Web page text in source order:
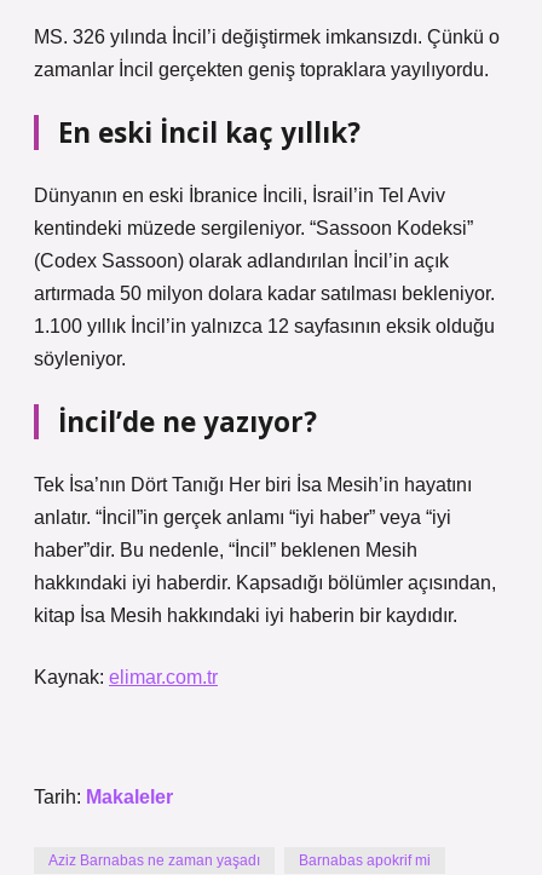
MS. 326 yılında İncil’i değiştirmek imkansızdı. Çünkü o
zamanlar İncil gerçekten geniş topraklara yayılıyordu.
En eski İncil kaç yıllık?
Dünyanın en eski İbranice İncili, İsrail’in Tel Aviv
kentindeki müzede sergileniyor. “Sassoon Kodeksi”
(Codex Sassoon) olarak adlandırılan İncil’in açık
artırmada 50 milyon dolara kadar satılması bekleniyor.
1.100 yıllık İncil’in yalnızca 12 sayfasının eksik olduğu
söyleniyor.
İncil’de ne yazıyor?
Tek İsa’nın Dört Tanığı Her biri İsa Mesih’in hayatını
anlatır. “İncil”in gerçek anlamı “iyi haber” veya “iyi
haber”dir. Bu nedenle, “İncil” beklenen Mesih
hakkındaki iyi haberdir. Kapsadığı bölümler açısından,
kitap İsa Mesih hakkındaki iyi haberin bir kaydıdır.
Kaynak: elimar.com.tr
Tarih: Makaleler
Aziz Barnabas ne zaman yaşadı Barnabas apokrif mi